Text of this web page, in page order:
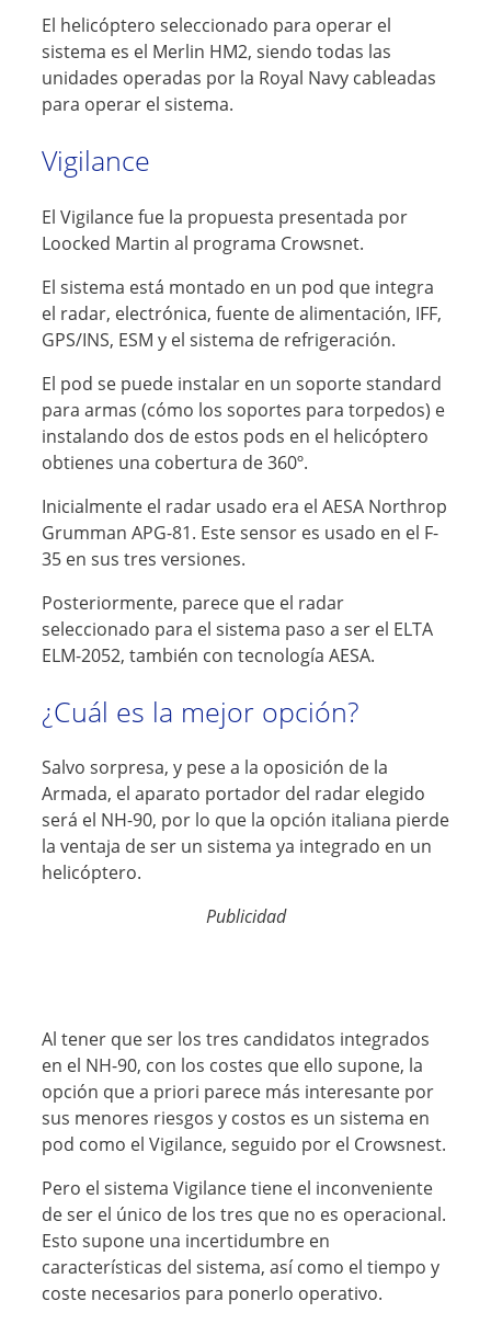
El helicóptero seleccionado para operar el
sistema es el Merlin HM2, siendo todas las
unidades operadas por la Royal Navy cableadas
para operar el sistema.
Vigilance
El Vigilance fue la propuesta presentada por
Loocked Martin al programa Crowsnet.
El sistema está montado en un pod que integra
el radar, electrónica, fuente de alimentación, IFF,
GPS/INS, ESM y el sistema de refrigeración.
El pod se puede instalar en un soporte standard
para armas (cómo los soportes para torpedos) e
instalando dos de estos pods en el helicóptero
obtienes una cobertura de 360º.
Inicialmente el radar usado era el AESA Northrop
Grumman APG-81. Este sensor es usado en el F-
35 en sus tres versiones.
Posteriormente, parece que el radar
seleccionado para el sistema paso a ser el ELTA
ELM-2052, también con tecnología AESA.
¿Cuál es la mejor opción?
Salvo sorpresa, y pese a la oposición de la
Armada, el aparato portador del radar elegido
será el NH-90, por lo que la opción italiana pierde
la ventaja de ser un sistema ya integrado en un
helicóptero.
Publicidad
Al tener que ser los tres candidatos integrados
en el NH-90, con los costes que ello supone, la
opción que a priori parece más interesante por
sus menores riesgos y costos es un sistema en
pod como el Vigilance, seguido por el Crowsnest.
Pero el sistema Vigilance tiene el inconveniente
de ser el único de los tres que no es operacional.
Esto supone una incertidumbre en
características del sistema, así como el tiempo y
coste necesarios para ponerlo operativo.